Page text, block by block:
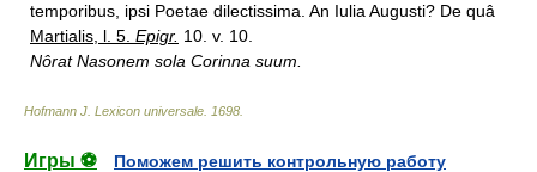
temporibus, ipsi Poetae dilectissima. An Iulia Augusti? De quâ
Martialis, l. 5. Epigr. 10. v. 10.
Nôrat Nasonem sola Corinna suum.
Hofmann J. Lexicon universale 1698
Игры ⚽
Поможем решить контрольную работу